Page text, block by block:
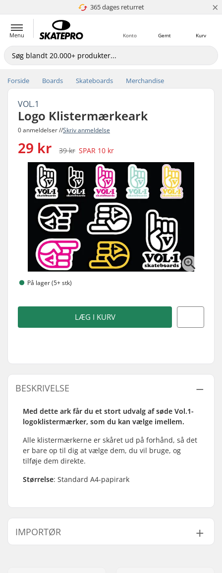
365 dages returret
4.8 ud af 5 ×
Menu Kurv
Gemt
Konto
Forside Boards Skateboards Merchandise
VOL.1
Logo Klistermærkeark
0 anmeldelser //Skriv anmeldelse
29 kr 39 kr SPAR 10 kr
På lager (5+ stk)
LÆG I KURV
BESKRIVELSE
Med dette ark får du et stort udvalg af søde Vol.1-
logoklistermærker, som du kan vælge imellem.
Alle klistermærkerne er skåret ud på forhånd, så det
er bare op til dig at vælge dem, du vil bruge, og
tilføje dem direkte.
Størrelse: Standard A4-papirark
IMPORTØR